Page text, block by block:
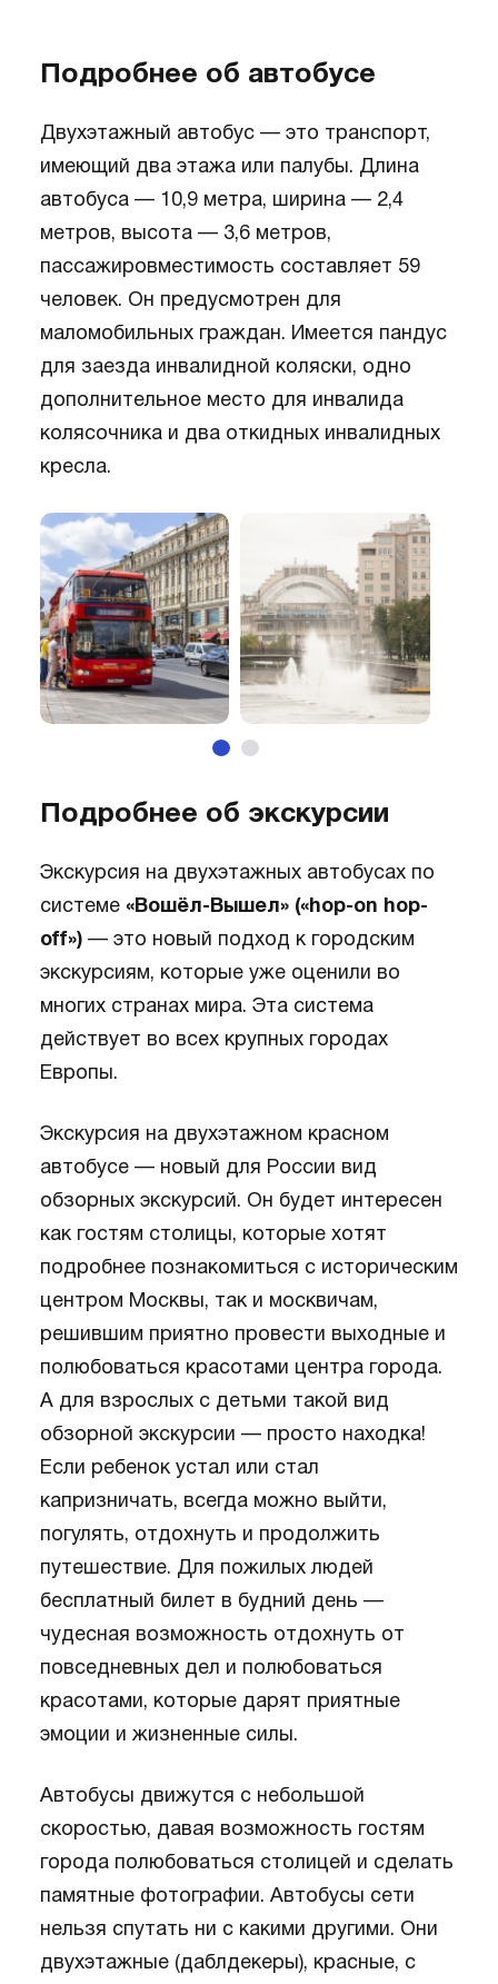
Подробнее об автобусе
Двухэтажный автобус — это транспорт,
имеющий два этажа или палубы. Длина
автобуса — 10,9 метра, ширина — 2,4
метров, высота — 3,6 метров,
пассажировместимость составляет 59
человек. Он предусмотрен для
маломобильных граждан. Имеется пандус
для заезда инвалидной коляски, одно
дополнительное место для инвалида
колясочника и два откидных инвалидных
кресла.
Подробнее об экскурсии
Экскурсия на двухэтажных автобусах по
системе «Вошёл-Вышел» («hop-on hop-
off»)— это новый подход к городским
экскурсиям, которые уже оценили во
многих странах мира. Эта система
действует во всех крупных городах
Европы.
Экскурсия на двухэтажном красном
автобусе — новый для России вид
обзорных экскурсий. Он будет интересен
как гостям столицы, которые хотят
подробнее познакомиться с историческим
центром Москвы, так и москвичам,
решившим приятно провести выходные и
полюбоваться красотами центра города.
А для взрослых с детьми такой вид
обзорной экскурсии — просто находка!
Если ребенок устал или стал
капризничать, всегда можно выйти,
погулять, отдохнуть и продолжить
путешествие. Для пожилых людей
бесплатный билет в будний день —
чудесная возможность отдохнуть от
повседневных дел и полюбоваться
красотами, которые дарят приятные
эмоции и жизненные силы.
Автобусы движутся с небольшой
скоростью, давая возможность гостям
города полюбоваться столицей и сделать
памятные фотографии. Автобусы сети
нельзя спутать ни с какими другими. Они
двухэтажные (даблдекеры), красные, с